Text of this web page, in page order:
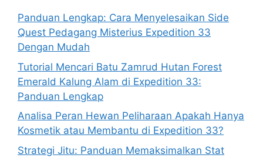
Panduan Lengkap: Cara Menyelesaikan Side
Quest Pedagang Misterius Expedition 33
Dengan Mudah
Tutorial Mencari Batu Zamrud Hutan Forest
Emerald Kalung Alam di Expedition 33:
Panduan Lengkap
Analisa Peran Hewan Peliharaan Apakah Hanya
Kosmetik atau Membantu di Expedition 33?
Strategi Jitu: Panduan Memaksimalkan Stat